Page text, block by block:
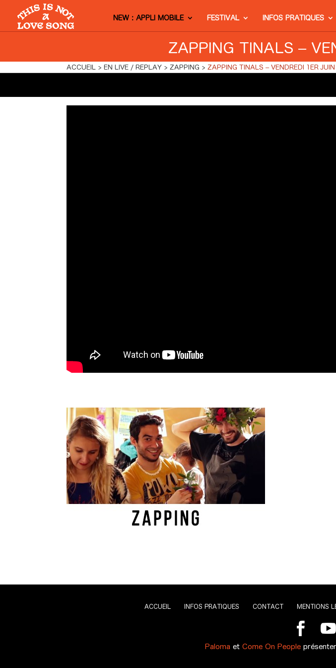
NEW : APPLI MOBILE FESTIVAL INFOS PRATIQUES
ZAPPING TINALS –
ACCUEIL EN LIVE / REPLAY ZAPPING ZAPPING TINALS – VENDREDI 1ER
ACCUEIL INFOS PRATIQUES CONTACT MENTIONS
Paloma et Come On People